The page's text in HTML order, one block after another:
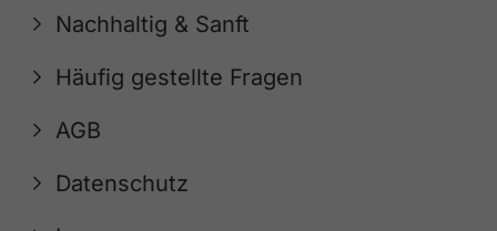
Nachhaltig & Sanft
Häufig gestellte Fragen
AGB
Datenschutz